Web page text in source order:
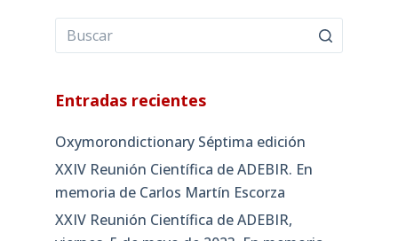
Entradas recientes
Oxymorondictionary Séptima edición
XXIV Reunión Científica de ADEBIR. En
memoria de Carlos Martín Escorza
XXIV Reunión Científica de ADEBIR,